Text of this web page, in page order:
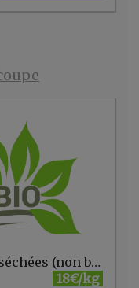
Filet de poulet aux tomates séchées (non bio) Volys
18€/kg